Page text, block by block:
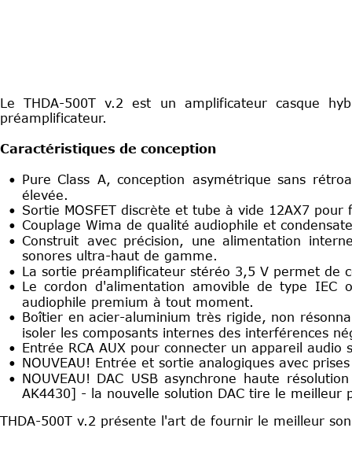
Le THDA-500T v.2 est un amplificateur casque
préamplificateur.
Caractéristiques de conception
• Pure Class A, conception asymétrique sans
élevée.
• Sortie MOSFET discrète et tube à vide 12AX7
• Couplage Wima de qualité audiophile et
• Construit avec précision, une alimentation
sonores ultra-haut de gamme.
• La sortie préamplificateur stéréo 3,5 V permet de
• Le cordon d'alimentation amovible de type IEC
audiophile premium à tout moment.
• Boîtier en acier-aluminium très rigide, non
isoler les composants internes des interférences
• Entrée RCA AUX pour connecter un appareil audio
•
NOUVEAU! Entrée et sortie analogiques avec
• NOUVEAU! DAC USB asynchrone haute
résolution
AK4430] - la nouvelle solution DAC tire le
THDA-500T v.2 présente l'art de fournir le meilleur